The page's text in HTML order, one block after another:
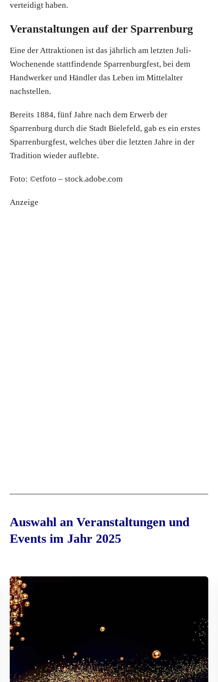
verteidigt haben.
Veranstaltungen auf der Sparrenburg
Eine der Attraktionen ist das jährlich am letzten Juli-
Wochenende stattfindende Sparrenburgfest, bei dem
Handwerker und Händler das Leben im Mittelalter
nachstellen.
Bereits 1884, fünf Jahre nach dem Erwerb der
Sparrenburg durch die Stadt Bielefeld, gab es ein erstes
Sparren­burg­fest, welches über die letzten Jahre in der
Tradition wieder auflebte.
Foto: ©etfoto – stock.adobe.com
Anzeige
Auswahl an Veranstaltungen und
Events im Jahr 2025